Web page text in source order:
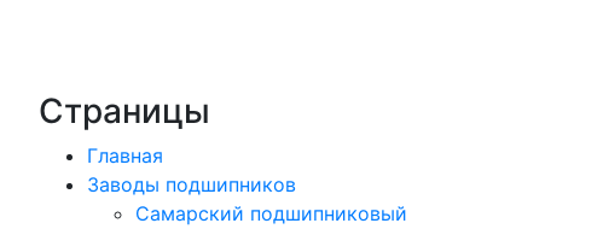
Страницы
Главная
Заводы подшипников
Cамарский подшипниковый